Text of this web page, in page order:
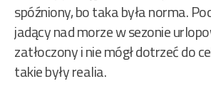
spóźniony, bo taka była norma.
jadący nad morze w sezonie
zatłoczony i nie mógł dotrzeć do
takie były realia.